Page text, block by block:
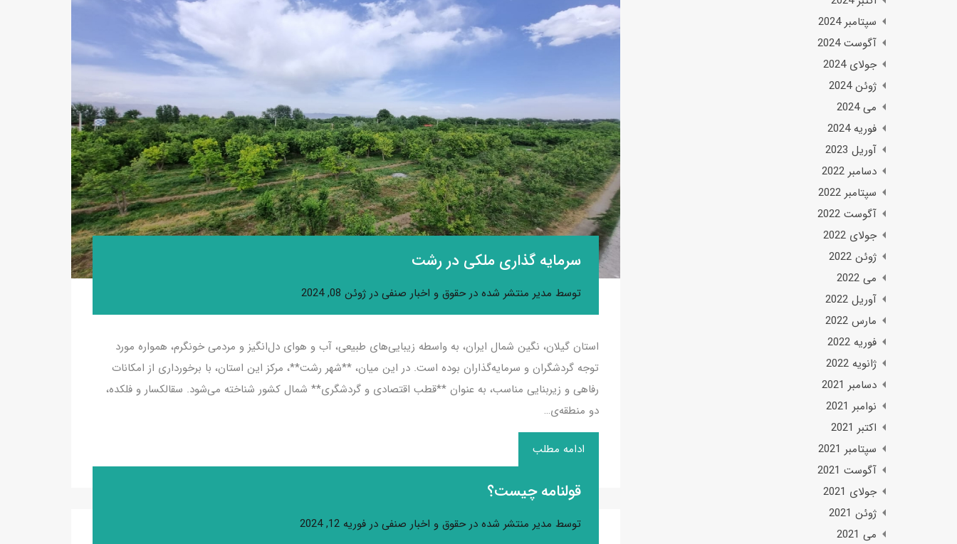
سرمایه گذاری ملکی در رشت
توسط مدیر منتشر شده درحقوق و اخبار صنفی درژوئن 08, 2024
استان گیلان، نگین شمال ایران، به واسطه زیبایی‌های طبیعی، آب و هوای دل‌انگیز و مردمی خونگرم، همواره مورد
توجه گردشگران و سرمایه‌گذاران بوده است. در این میان، **شهر رشت**، مرکز این استان، با برخورداری از امکانات
رفاهی و زیربنایی مناسب، به عنوان **قطب اقتصادی و گردشگری** شمال کشور شناخته می‌شود. سقالکسار و فلکده،
دو منطقه‌ی…
ادامه مطلب
قولنامه چیست؟
توسط مدیر منتشر شده درحقوق و اخبار صنفی درفوریه 12, 2024
سپتامبر 2024
آگوست 2024
جولای 2024
ژوئن 2024
می 2024
فوریه 2024
آوریل 2023
دسامبر 2022
سپتامبر 2022
آگوست 2022
جولای 2022
ژوئن 2022
می 2022
آوریل 2022
مارس 2022
فوریه 2022
ژانویه 2022
دسامبر 2021
نوامبر 2021
اکتبر 2021
سپتامبر 2021
آگوست 2021
جولای 2021
ژوئن 2021
می 2021